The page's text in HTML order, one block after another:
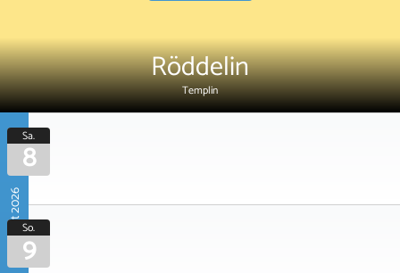
Röddelin
Templin
August 2026
Sa.
8
So.
9